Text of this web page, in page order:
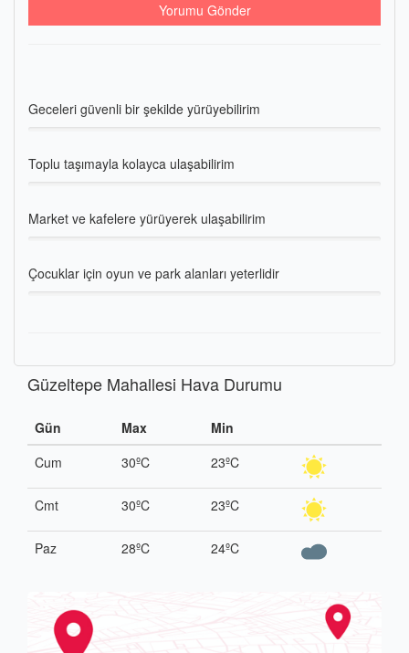
Yorumu Gönder
Geceleri güvenli bir şekilde yürüyebilirim
Toplu taşımayla kolayca ulaşabilirim
Market ve kafelere yürüyerek ulaşabilirim
Çocuklar için oyun ve park alanları yeterlidir
Güzeltepe Mahallesi Hava Durumu
Gün Max
Min
Cum
30ºC 23ºC
Cmt 30ºC 23ºC
Paz 28ºC 24ºC